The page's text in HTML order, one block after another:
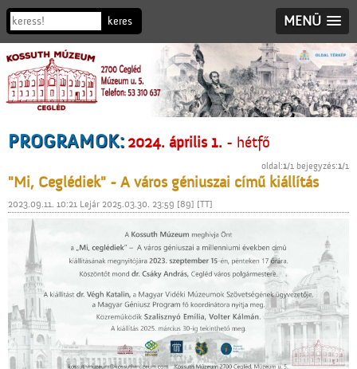
MENÜ
PROGRAMOK:2024. április 1. - hétfő
oldal:1/1 bejegyzés:1/1
"Mi, Ceglédiek" - A város géniuszai című kiállítás
2023.09.11. 10:21 Lejár 2025.03.30. 23:59 [89] [TT]